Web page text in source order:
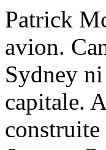
Patrick
avion.
Sydney
capitale.
construite